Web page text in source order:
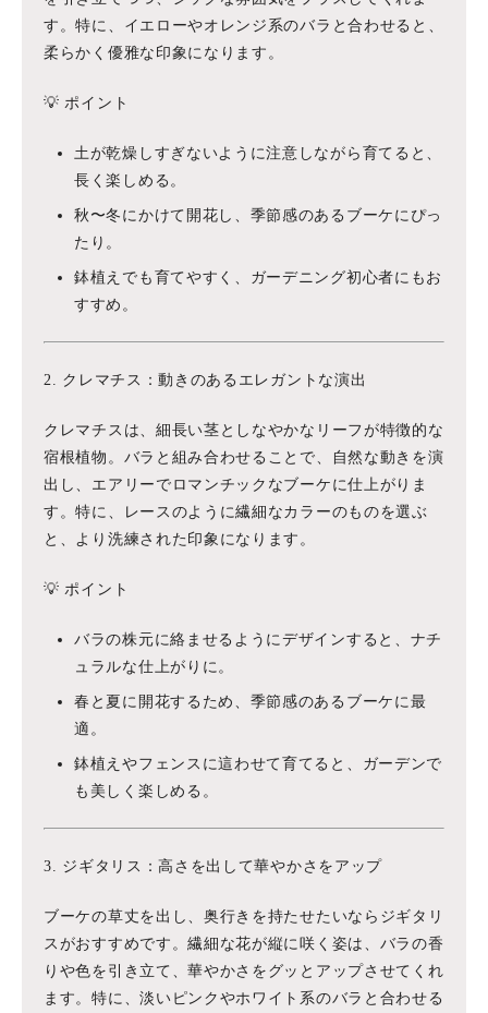
す。特に、イエローやオレンジ系のバラと合わせると、
柔らかく優雅な印象になります。
💡 ポイント
土が乾燥しすぎないように注意しながら育てると、
長く楽しめる。
秋〜冬にかけて開花し、季節感のあるブーケにぴっ
たり。
鉢植えでも育てやすく、ガーデニング初心者にもお
すすめ。
2. クレマチス：動きのあるエレガントな演出
クレマチスは、細長い茎としなやかなリーフが特徴的な
宿根植物。バラと組み合わせることで、自然な動きを演
出し、エアリーでロマンチックなブーケに仕上がりま
す。特に、レースのように繊細なカラーのものを選ぶ
と、より洗練された印象になります。
💡 ポイント
バラの株元に絡ませるようにデザインすると、ナチ
ュラルな仕上がりに。
春と夏に開花するため、季節感のあるブーケに最
適。
鉢植えやフェンスに這わせて育てると、ガーデンで
も美しく楽しめる。
3. ジギタリス：高さを出して華やかさをアップ
ブーケの草丈を出し、奥行きを持たせたいならジギタリ
スがおすすめです。繊細な花が縦に咲く姿は、バラの香
りや色を引き立て、華やかさをグッとアップさせてくれ
ます。特に、淡いピンクやホワイト系のバラと合わせる